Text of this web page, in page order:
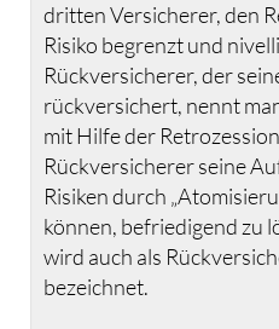
dritten Versicherer, den
Risiko begrenzt und
Rückversicherer, der
rückversichert, nennt
mit Hilfe der
Rückversicherer seine
Risiken durch
können, befriedigend zu
wird auch als
bezeichnet.